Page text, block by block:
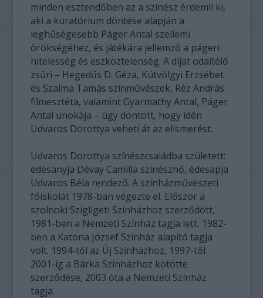
minden esztendőben az a színész érdemli ki,
aki a kuratórium döntése alapján a
leghűségesebb Páger Antal szellemi
örökségéhez, és játékára jellemző a págeri
hitelesség és eszköztelenség. A díjat odaítélő
zsűri – Hegedűs D. Géza, Kútvölgyi Erzsébet
és Szalma Tamás színművészek, Réz András
filmesztéta, valamint Gyarmathy Antal, Páger
Antal unokája – úgy döntött, hogy idén
Udvaros Dorottya veheti át az elismerést.
Udvaros Dorottya színészcsaládba született:
édesanyja Dévay Camilla színésznő, édesapja
Udvaros Béla rendező. A színházművészeti
főiskolát 1978-ban végezte el. Először a
szolnoki Szigligeti Színházhoz szerződött,
1981-ben a Nemzeti Színház tagja lett, 1982-
ben a Katona József Színház alapító tagja
volt. 1994-től az Új Színházhoz, 1997-től
2001-ig a Bárka Színházhoz kötötte
szerződése, 2003 óta a Nemzeti Színház
tagja.